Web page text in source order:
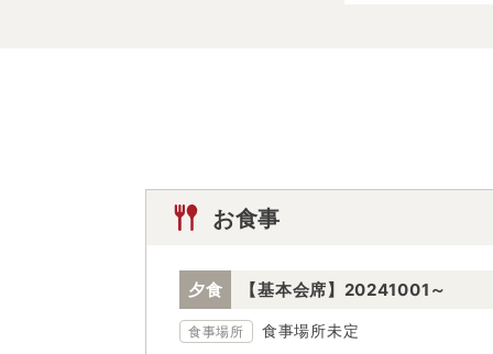
お食事
夕食 【基本会席】20241001～
食事場所 食事場所未定